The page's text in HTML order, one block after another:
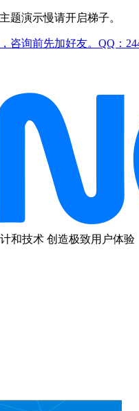
题演示慢请开启梯子。
咨询前先加好友。QQ：
和技术 创造极致用户体验